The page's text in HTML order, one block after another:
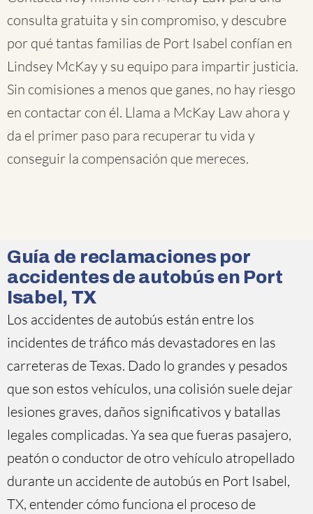
consulta gratuita y sin compromiso, y descubre
por qué tantas familias de Port Isabel confían en
Lindsey McKay y su equipo para impartir justicia.
Sin comisiones a menos que ganes, no hay riesgo
en contactar con él. Llama a McKay Law ahora y
da el primer paso para recuperar tu vida y
conseguir la compensación que mereces.
Guía de reclamaciones por
accidentes de autobús en Port
Isabel, TX
Los accidentes de autobús están entre los
incidentes de tráfico más devastadores en las
carreteras de Texas. Dado lo grandes y pesados
que son estos vehículos, una colisión suele dejar
lesiones graves, daños significativos y batallas
legales complicadas. Ya sea que fueras pasajero,
peatón o conductor de otro vehículo atropellado
durante un accidente de autobús en Port Isabel,
TX, entender cómo funciona el proceso de